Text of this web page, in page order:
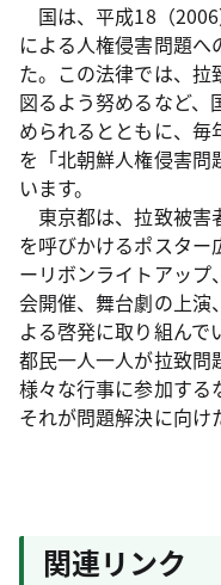
国は、平成18（
による人権侵害問題
た。この法律では、拉
図るよう努めるなど、
められるとともに、
を「北朝鮮人権侵害問
います。
東京都は、拉致被害
を呼びかけるポスター
ーリボンライトアップ
会開催、舞台劇の上演
よる啓発に取り組んで
都民一人一人が拉致問
様々な行事に参加する
それが問題解決に向け
関連リンク